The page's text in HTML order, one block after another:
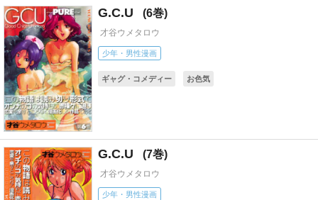
G.C.U 6
才谷ウメタロウ
少年・男性漫画
ギャグ・コメディー お色気
G.C.U 7
才谷ウメタロウ
少年・男性漫画